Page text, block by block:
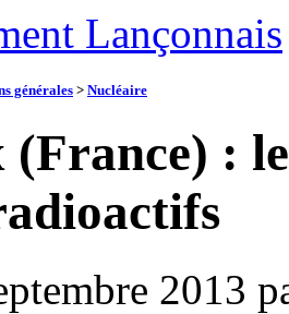
Lançonnais
générales > Nucléaire
(France) :
2013